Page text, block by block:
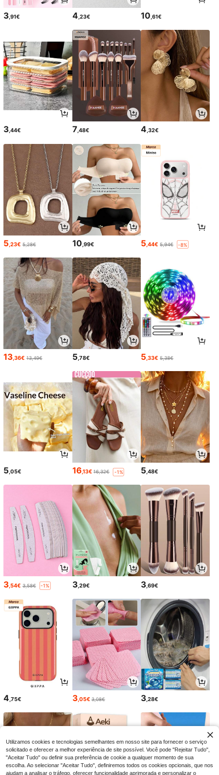
3,91€ 4,23€ 10,61€
3,44€ 7,48€ 4,32€
5 ,23€ 5,28€ 10 ,99€ 5 ,44€ 5,94€ -8%
13,36€ 13,49€ 5,78€ 5,33€ 5,38€
5,05€ 16,13€ 16,32€ -1% 5,48€
3 ,54€ 3,58€ -1% 3,29€ 3 ,69€
4 ,75€ 3,05€ 3,08€ 3 ,28€
Utilizamos cookies e tecnologias semelhantes em nosso site para fornecer o serviço
solicitado e oferecer a melhor experiência de site possível. Você pode "Rejeitar Tudo",
"Aceitar Tudo" ou definir sua preferência de cookie a qualquer momento de sua
escolha. Ao selecionar "Aceitar Tudo", definiremos todos os cookies opcionais, que nos
ajudam a analisar o tráfego, oferecer funcionalidade aprimorada e personalizar o